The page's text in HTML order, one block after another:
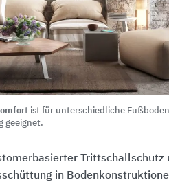
t ist für unterschiedliche
geeignet.
Trittschallschutz
in